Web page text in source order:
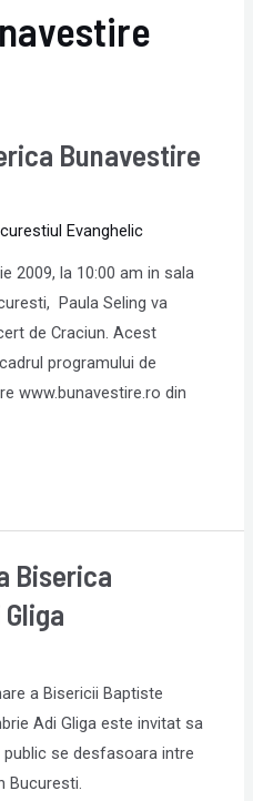
Bunavestire
Evanghelic
2009, la 10:00 am in sala
Paula Seling va
de Craciun. Acest
programului de
www.bunavestire.ro din
Biserica
a Bisericii Baptiste
Adi Gliga este invitat sa
se desfasoara intre
Bucuresti.